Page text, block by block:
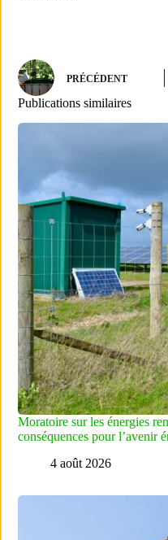
PRÉCÉDENT
Publications similaires
Moratoire sur les énergies
conséquences pour l’avenir
4 août 2026